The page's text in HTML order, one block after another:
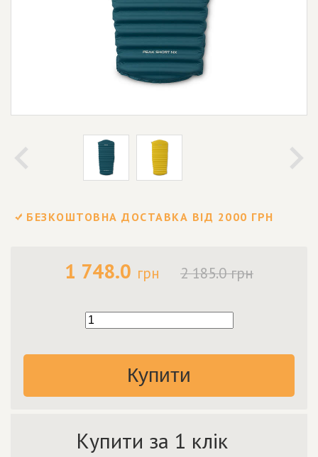
БЕЗКОШТОВНА ДОСТАВКА ВІД 2000 ГРН
1 748.0 грн 2 185.0 грн
Купити
Купити за 1 клік